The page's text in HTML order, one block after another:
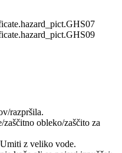
razpršila.
obleko/zaščito za
z veliko vode.